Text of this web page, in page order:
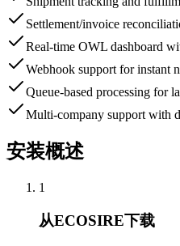
Settlement/invoice
Real-time OWL dashboard
Webhook support for instant
Queue-based processing for
Multi-company support with
安装概述
1
从ECOSIRE下载